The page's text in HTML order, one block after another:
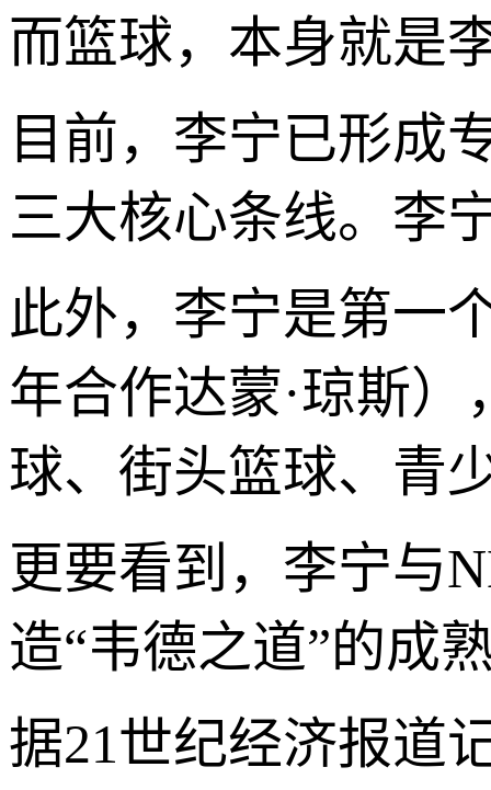
而篮球，本身就是
目前，李宁已形成
三大核心条线。李
此外，李宁是第一
年合作达蒙·琼斯
球、街头篮球、青
更要看到，李宁与
造“韦德之道”的成
据21世纪经济报道